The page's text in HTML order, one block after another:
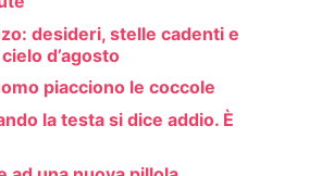
desideri, stelle cadenti e
d’agosto
piacciono le coccole
la testa si dice addio. È